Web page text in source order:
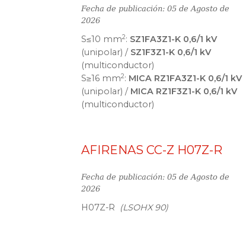
Fecha de publicación: 05 de Agosto de
2026
S≤10 mm2: SZ1FA3Z1-K 0,6/1 kV
(unipolar) / SZ1F3Z1-K 0,6/1 kV
(multiconductor)
S≥16 mm2: MICA RZ1FA3Z1-K 0,6/1 kV
(unipolar) / MICA RZ1F3Z1-K 0,6/1 kV
(multiconductor)
AFIRENAS CC-Z H07Z-R
Fecha de publicación: 05 de Agosto de
2026
H07Z-R (LSOHX 90)